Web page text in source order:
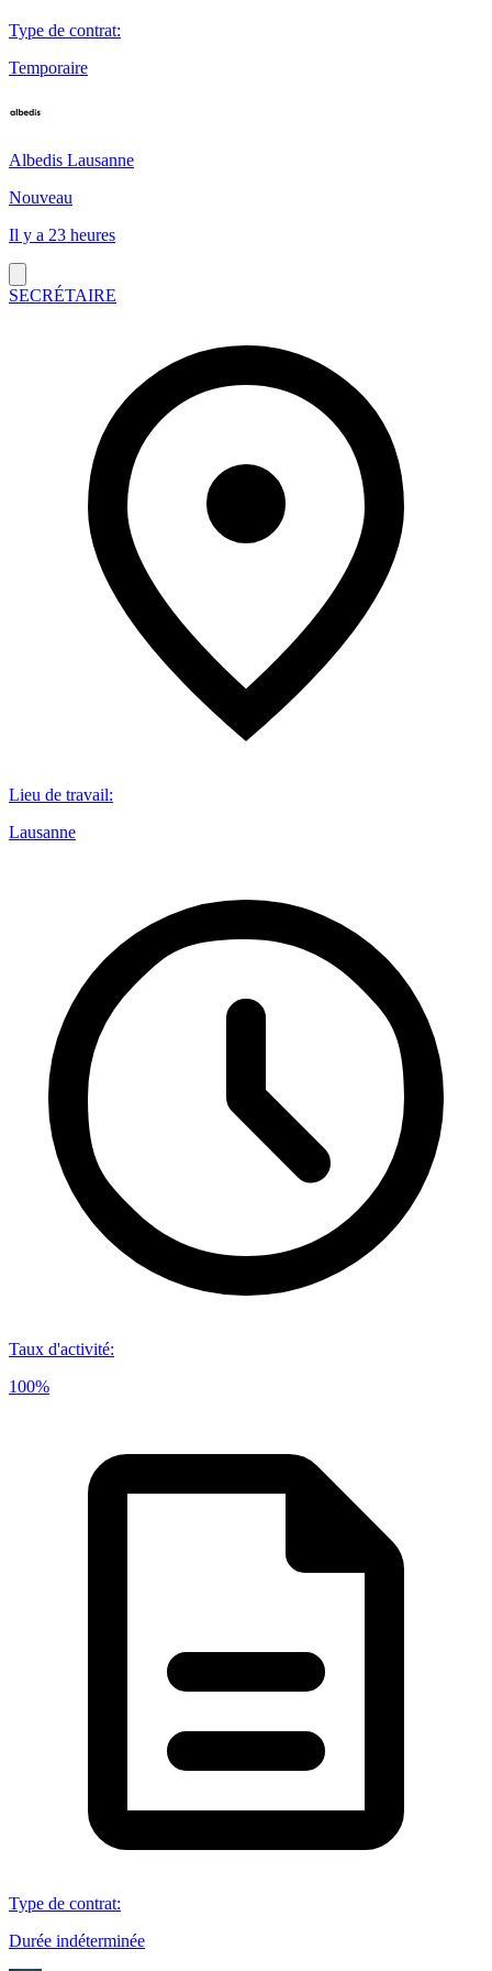
Type de contrat:
Temporaire
Albedis Lausanne
Nouveau
Il y a 23 heures
SECRÉTAIRE
Lieu de travail:
Lausanne
Taux d'activité:
100%
Type de contrat:
Durée indéterminée